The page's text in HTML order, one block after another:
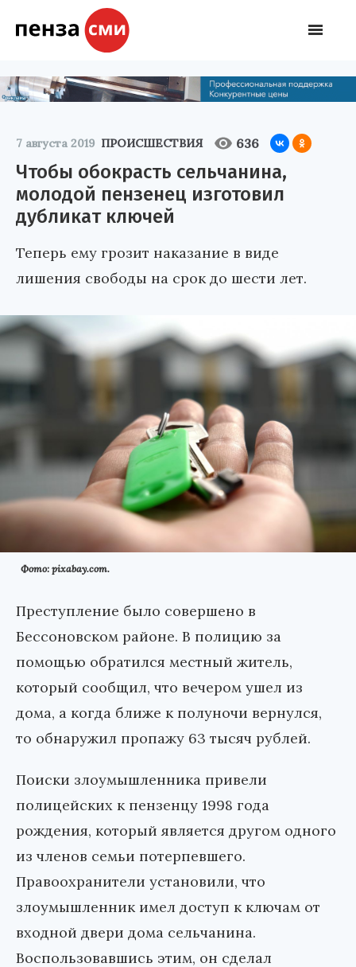
7 августа 2019 ПРОИСШЕСТВИЯ 636
Чтобы обокрасть сельчанина,
молодой пензенец изготовил
дубликат ключей
Теперь ему грозит наказание в виде
лишения свободы на срок до шести лет.
Фото: pixabay.com.
Преступление было совершено в
Бессоновском районе. В полицию за
помощью обратился местный житель,
который сообщил, что вечером ушел из
дома, а когда ближе к полуночи вернулся,
то обнаружил пропажу 63 тысяч рублей.
Поиски злоумышленника привели
полицейских к пензенцу 1998 года
рождения, который является другом одного
из членов семьи потерпевшего.
Правоохранители установили, что
злоумышленник имел доступ к ключам от
входной двери дома сельчанина.
Воспользовавшись этим, он сделал